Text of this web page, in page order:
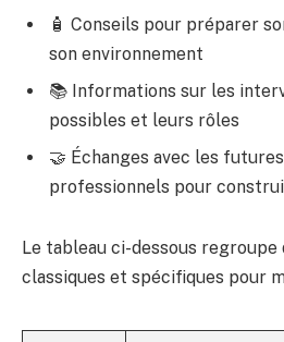
🧴 Conseils pour préparer
son environnement
📚 Informations sur les
possibles et leurs rôles
🤝 Échanges avec les
professionnels pour
Le tableau ci-dessous regroupe
classiques et spécifiques pour